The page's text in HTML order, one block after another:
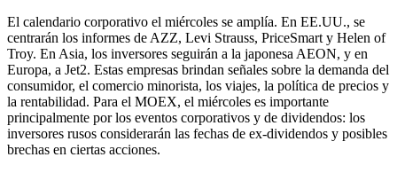
El calendario corporativo el miércoles se amplía. En EE.UU., se
centrarán los informes de AZZ, Levi Strauss, PriceSmart y Helen of
Troy. En Asia, los inversores seguirán a la japonesa AEON, y en
Europa, a Jet2. Estas empresas brindan señales sobre la demanda del
consumidor, el comercio minorista, los viajes, la política de precios y
la rentabilidad. Para el MOEX, el miércoles es importante
principalmente por los eventos corporativos y de dividendos: los
inversores rusos considerarán las fechas de ex-dividendos y posibles
brechas en ciertas acciones.